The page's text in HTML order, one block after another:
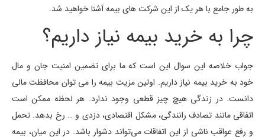
به طور جامع با هر یک از این شرکت های بیمه آشنا خواهید شد.
چرا به خرید بیمه نیاز داریم؟
جواب خلاصه این سوال این است که ما برای تضمین امنیت جان و مال
خود به خرید بیمه نیاز داریم. اولین مزیت بیمه را می توان محافظت مالی
دانست. در زندگی هیچ چیز قطعی وجود ندارد. هر لحظه ممکن است
اتفاقی مانند تصادف رانندگی، مشکل اقتصادی، دزدی و … رخ بدهد. تحمل
و رفع عواقب ناشی از این اتفاقات می‌تواند دشوار باشد. در این میان، بیمه